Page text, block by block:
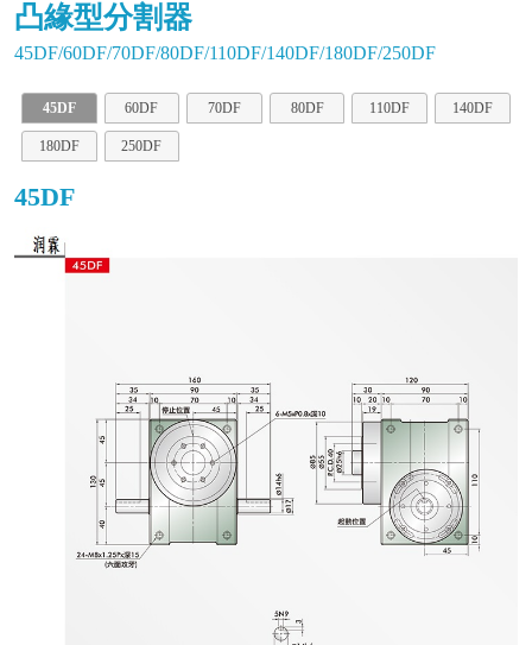
凸緣型分割器
45DF/60DF/70DF/80DF/110DF/140DF/180DF/250DF
45DF 60DF 70DF 80DF 110DF 140DF
180DF 250DF
45DF